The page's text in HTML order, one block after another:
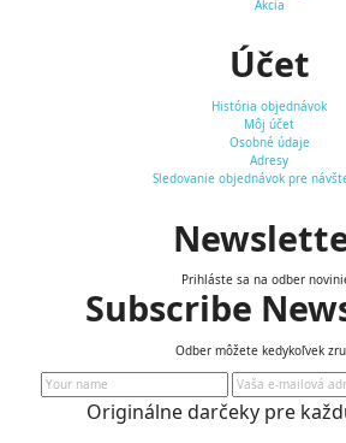
Akcia
Účet
História objednávok
Môj účet
Osobné údaje
Adresy
Sledovanie objednávok pre
Prihláste sa na odber
Subscribe
Odber môžete kedykoľvek
Originálne darčeky pre